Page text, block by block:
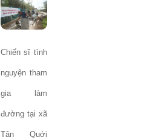
Chiến sĩ tình
nguyện tham
gia làm
đường tại xã
Tân Quới